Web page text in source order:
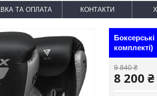
ТА ОПЛАТА КОНТАКТИ
комплекті)
9 840 ₴
8 200 ₴